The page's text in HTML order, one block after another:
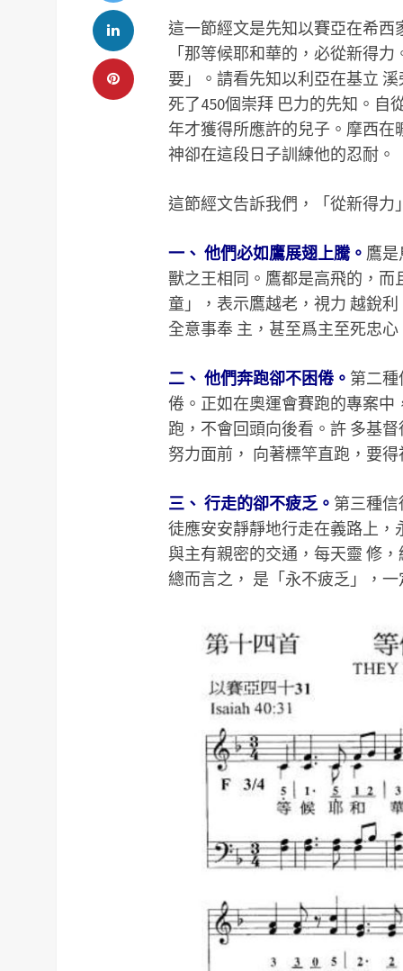
這一節經文是先知以賽亞在希
「那等候耶和華的，必從新得
要」。請看先知以利亞在基立
死了450個崇拜 巴力的先知。自
年才獲得所應許的兒子。摩西
神卻在這段日子訓練他的忍耐。
這節經文告訴我們，「從新得
一、 他們必如鷹展翅上騰。 鷹
獸之王相同。鷹都是高飛的，
童」，表示鷹越老，視力 越銳
全意事奉 主，甚至爲主至死忠心
二、 他們奔跑卻不困倦。 第二
倦。正如在奧運會賽跑的專案
跑，不會回頭向後看。許 多基
努力面前， 向著標竿直跑，要
三、 行走的卻不疲乏。 第三種
徒應安安靜靜地行走在義路上
與主有親密的交通，每天靈 修
總而言之， 是「永不疲乏」，